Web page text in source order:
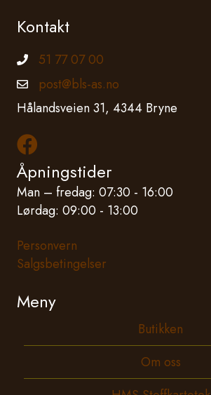
Kontakt
Telefonnummer
51 77 07 00
Epostadresse
post@bls-as.no
Hålandsveien 31, 4344 Bryne
Les mer om oss på Facebook
Åpningstider
Man – fredag: 07:30 - 16:00
Lørdag: 09:00 - 13:00
Personvern
Salgsbetingelser
Meny
Butikken
Om oss